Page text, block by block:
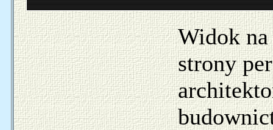
Widok na
strony